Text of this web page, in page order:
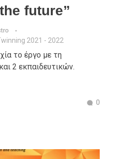
future”
2021 - 2022
το έργο με τη
2 εκπαιδευτικών.
0